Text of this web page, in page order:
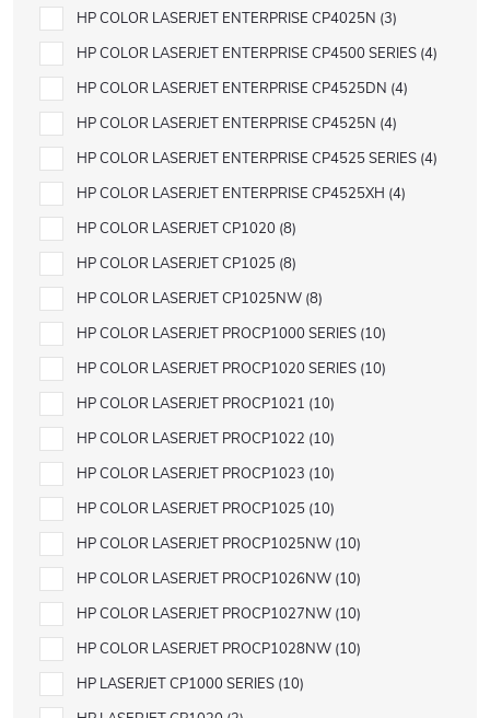
HP COLOR LASERJET ENTERPRISE CP4025N 3
HP COLOR LASERJET ENTERPRISE CP4500 SERIES 4
HP COLOR LASERJET ENTERPRISE CP4525DN 4
HP COLOR LASERJET ENTERPRISE CP4525N 4
HP COLOR LASERJET ENTERPRISE CP4525 SERIES 4
HP COLOR LASERJET ENTERPRISE CP4525XH 4
HP COLOR LASERJET CP1020 8
HP COLOR LASERJET CP1025 8
HP COLOR LASERJET CP1025NW 8
HP COLOR LASERJET PROCP1000 SERIES 10
HP COLOR LASERJET PROCP1020 SERIES 10
HP COLOR LASERJET PROCP1021 10
HP COLOR LASERJET PROCP1022 10
HP COLOR LASERJET PROCP1023 10
HP COLOR LASERJET PROCP1025 10
HP COLOR LASERJET PROCP1025NW 10
HP COLOR LASERJET PROCP1026NW 10
HP COLOR LASERJET PROCP1027NW 10
HP COLOR LASERJET PROCP1028NW 10
HP LASERJET CP1000 SERIES 10